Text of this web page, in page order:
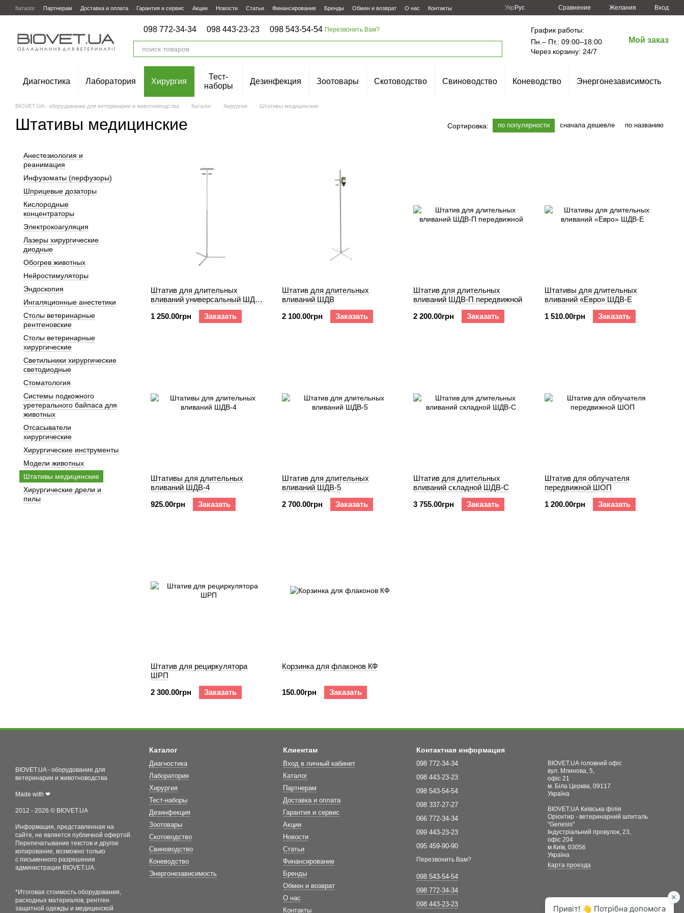
Перейти к основному контенту
Каталог Партнерам Доставка и оплата Гарантия и сервис Акции Новости Статьи Финансирование Бренды Обмен и возврат О нас Контакты Укр Рус Сравнение Желания Вход
098 772-34-34 098 443-23-23 098 543-54-54 Перезвонить Вам?
График работы:
Пн.– Пт.: 09:00–18:00
Через корзину: 24/7
Мой заказ
Диагностика Лаборатория Хирургия
Тест-
наборы
Дезинфекция Зоотовары Скотоводство Свиноводство Коневодство Энергонезависимость
BIOVET.UA - оборудование для ветеринарии и животноводства Каталог Хирургия Штативы медицинские
Штативы медицинские Сортировка: по популярности сначала дешевле по названию
Штатив для длительных
вливаний универсальный ШДВ-
1 250.00грн
Заказать
Штатив для длительных
вливаний ШДВ
2 100.00грн
Заказать
Штатив для длительных
вливаний ШДВ-П передвижной
2 200.00грн
Заказать
Штативы для длительных
вливаний «Евро» ШДВ-Е
1 510.00грн
Заказать
Штативы для длительных
вливаний ШДВ-4
925.00грн
Заказать
Штатив для длительных
вливаний ШДВ-5
2 700.00грн
Заказать
Штатив для длительных
вливаний складной ШДВ-С
3 755.00грн
Заказать
Штатив для облучателя
передвижной ШОП
1 200.00грн
Заказать
Штатив для рециркулятора
ШРП
2 300.00грн
Заказать
Корзинка для флаконов КФ
150.00грн Заказать
Анестезиология и
реанимация
Инфузоматы (перфузоры)
Шприцевые дозаторы
Кислородные
концентраторы
Электрокоагуляция
Лазеры хирургические
диодные
Обогрев животных
Нейростимуляторы
Эндоскопия
Ингаляционные анестетики
Столы ветеринарные
рентгеновские
Столы ветеринарные
хирургические
Светильники хирургические
светодиодные
Стоматология
Системы подкожного
уретерального байпаса для
животных
Отсасыватели
хирургические
Хирургические инструменты
Модели животных
Штативы медицинские
Хирургические дрели и
пилы
BIOVET.UA - оборудование для
ветеринарии и животноводства
Made with ❤
2012 - 2026 © BIOVET.UA
Информация, представленная на
сайте, не является публичной офертой.
Перепечатывание текстов и другое
копирование, возможно только
с письменного разрешения
администрации BIOVET.UA.
*Итоговая стоимость оборудования,
расходных материалов, рентген
защитной одежды и медицинской
Каталог
Диагностика
Лаборатория
Хирургия
Тест-наборы
Дезинфекция
Зоотовары
Скотоводство
Свиноводство
Коневодство
Энергонезависимость
Клиентам
Вход в личный кабинет
Каталог
Партнерам
Доставка и оплата
Гарантия и сервис
Акции
Новости
Статьи
Финансирование
Бренды
Обмен и возврат
О нас
Контакты
Контактная информация
098 772-34-34
098 443-23-23
098 543-54-54
098 337-27-27
066 772-34-34
099 443-23-23
095 459-90-90
Перезвонить Вам?
098 543-54-54
098 772-34-34
098 443-23-23
BIOVET.UA головний офіс
вул. Млинова, 5,
офіс 21
м. Біла Церква, 09117
Україна
BIOVET.UA Київська філія
Орієнтир - ветеринарний шпиталь
"Genesis"
Індустріальний провулок, 23,
офіс 204
м.Київ, 03056
Україна
Карта проезда